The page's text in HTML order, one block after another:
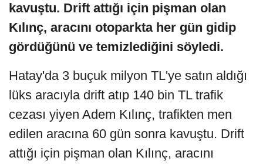
kavuştu. Drift attığı için pişman olan
Kılınç, aracını otoparkta her gün gidip
gördüğünü ve temizlediğini söyledi.
Hatay'da 3 buçuk milyon TL'ye satın aldığı
lüks aracıyla drift atıp 140 bin TL trafik
cezası yiyen Adem Kılınç, trafikten men
edilen aracına 60 gün sonra kavuştu. Drift
attığı için pişman olan Kılınç, aracını